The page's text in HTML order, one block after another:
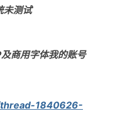
未测试
商用字体我的账号
1840626-